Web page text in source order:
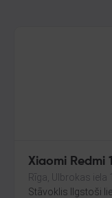
Xiaomi Redmi
Rīga, Ulbrokas iela
Stāvoklis Ilgstoši